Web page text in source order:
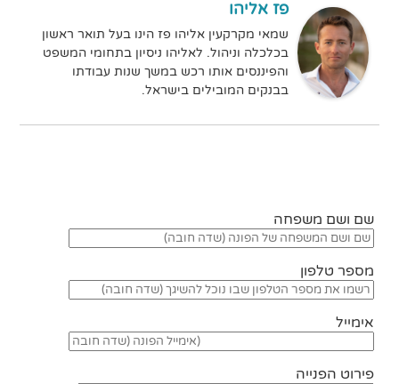
פז אליהו
שמאי מקרקעין אליהו פז הינו בעל תואר ראשון
בכלכלה וניהול. לאליהו ניסיון בתחומי המשפט
והפיננסים אותו רכש במשך שנות עבודתו
בבנקים המובילים בישראל.
שם ושם משפחה
מספר טלפון
אימייל
פירוט הפנייה